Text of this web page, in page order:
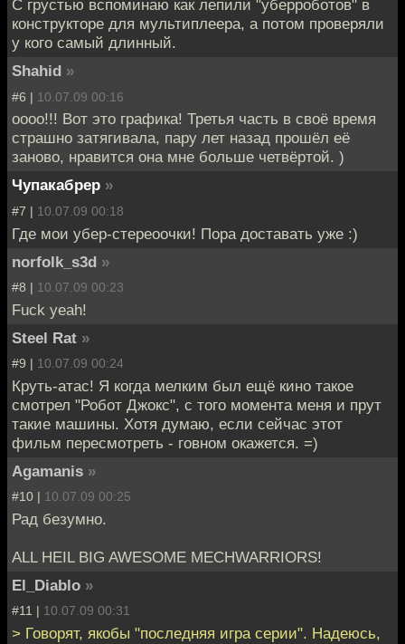
С грустью вспоминаю как лепили "уберроботов" в
конструкторе для мультиплеера, а потом проверяли
у кого самый длинный.
Shahid »
#6 | 10.07.09 00:16
оооо!!! Вот это графика! Третья часть в своё время
страшно затягивала, пару лет назад прошёл её
заново, нравится она мне больше четвёртой. )
Чупакабрер »
#7 | 10.07.09 00:18
Где мои убер-стереоочки! Пора доставать уже :)
norfolk_s3d »
#8 | 10.07.09 00:23
Fuck yeah!
Steel Rat »
#9 | 10.07.09 00:24
Круть-атас! Я когда мелким был ещё кино такое
смотрел "Робот Джокс", с того момента меня и прут
такие машины. Хотя думаю, если сейчас этот
фильм пересмотреть - говном окажется. =)
Agamanis »
#10 | 10.07.09 00:25
Рад безумно.
ALL HEIL BIG AWESOME MECHWARRIORS!
El_Diablo »
#11 | 10.07.09 00:31
> Говорят, якобы "последняя игра серии". Надеюсь,